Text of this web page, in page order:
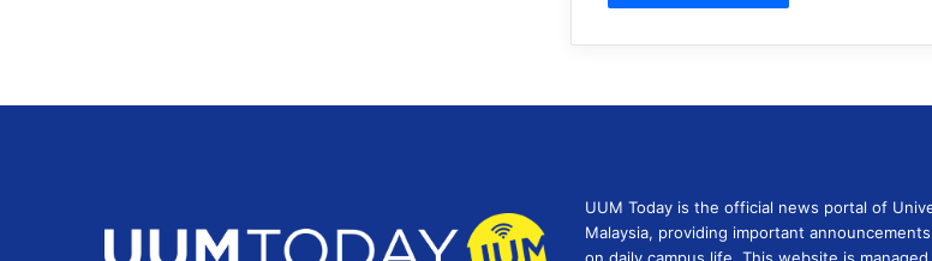
UUM Today is the official news portal of
Malaysia, providing important
on daily campus life. This website is